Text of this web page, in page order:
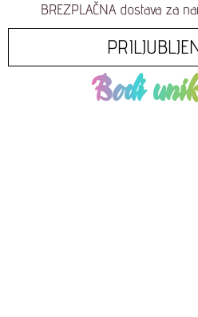
BREZPLAČNA dostava za
Bodi